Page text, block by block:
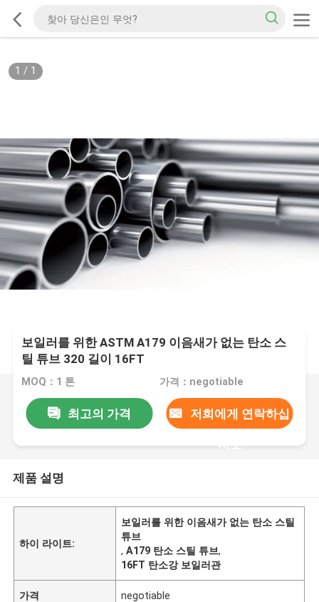
1 / 1
보일러를 위한 ASTM A179 이음새가 없는 탄소 스
틸 튜브 320 길이 16FT
MOQ：1 톤 가격：negotiable
최고의 가격 저희에게 연락하십
시오
제품 설명
하이 라이트:
보일러를 위한 이음새가 없는 탄소 스틸
튜브
,A179 탄소 스틸 튜브,
16FT 탄소강 보일러관
가격 negotiable